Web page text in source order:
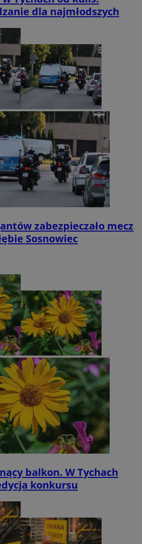
dla najmłodszych
zabezpieczało mecz
Sosnowiec
balkon. W Tychach
konkursu